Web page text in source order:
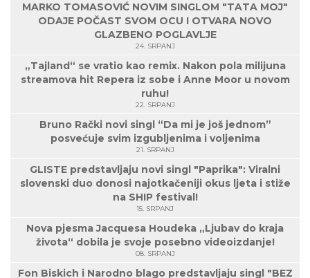
MARKO TOMASOVIĆ NOVIM SINGLOM "TATA MOJ"
ODAJE POČAST SVOM OCU I OTVARA NOVO
GLAZBENO POGLAVLJE
24. SRPANJ
„Tajland“ se vratio kao remix. Nakon pola milijuna
streamova hit Repera iz sobe i Anne Moor u novom
ruhu!
22. SRPANJ
Bruno Rački novi singl “Da mi je još jednom”
posvećuje svim izgubljenima i voljenima
21. SRPANJ
GLISTE predstavljaju novi singl "Paprika": Viralni
slovenski duo donosi najotkačeniji okus ljeta i stiže
na SHIP festival!
15. SRPANJ
Nova pjesma Jacquesa Houdeka „Ljubav do kraja
života“ dobila je svoje posebno videoizdanje!
08. SRPANJ
Fon Biskich i Narodno blago predstavljaju singl "BEZ